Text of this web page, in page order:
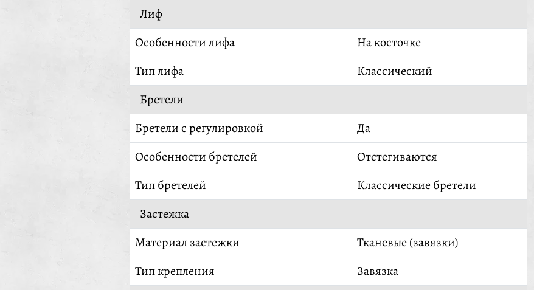
Лиф
Особенности лифа
На косточке
Тип лифа
Классический
Бретели
Бретели с регулировкой
Да
Особенности бретелей
Отстегиваются
Тип бретелей
Классические бретели
Застежка
Материал застежки
Тканевые (завязки)
Тип крепления
Завязка